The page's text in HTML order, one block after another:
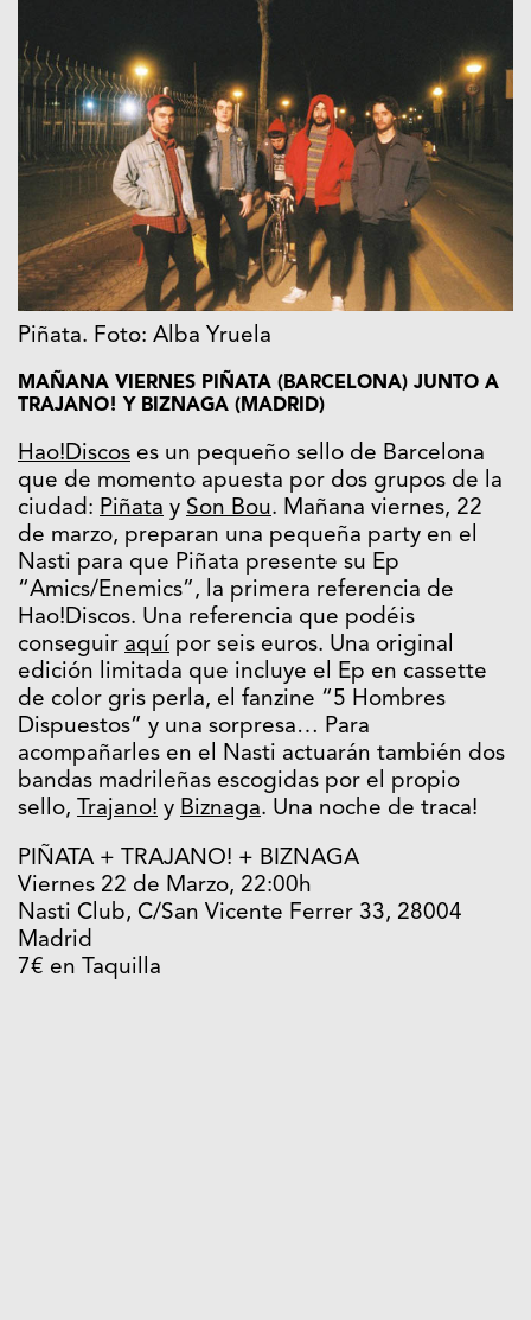
Piñata. Foto: Alba Yruela
MAÑANA VIERNES PIÑATA (BARCELONA) JUNTO A
TRAJANO! Y BIZNAGA (MADRID)
Hao!Discos es un pequeño sello de Barcelona
que de momento apuesta por dos grupos de la
ciudad: Piñata y Son Bou. Mañana viernes, 22
de marzo, preparan una pequeña party en el
Nasti para que Piñata presente su Ep
“Amics/Enemics”, la primera referencia de
Hao!Discos. Una referencia que podéis
conseguir aquí por seis euros. Una original
edición limitada que incluye el Ep en cassette
de color gris perla, el fanzine “5 Hombres
Dispuestos” y una sorpresa… Para
acompañarles en el Nasti actuarán también dos
bandas madrileñas escogidas por el propio
sello,
Trajano! y Biznaga. Una noche de traca!
PIÑATA + TRAJANO! + BIZNAGA
Viernes 22 de Marzo, 22:00h
Nasti Club, C/San Vicente Ferrer 33, 28004
Madrid
7€ en Taquilla